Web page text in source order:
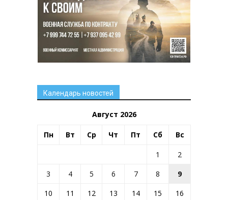
Календарь новостей
Август 2026
Пн Вт Ср Чт Пт Сб Вс
1
2
3
4 5 6 7 8
9
10
11 12 13 14 15
16